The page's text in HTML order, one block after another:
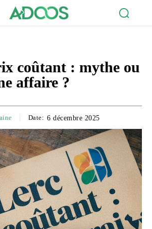
coûtant : mythe ou
affaire ?
Date: 6 décembre 2025